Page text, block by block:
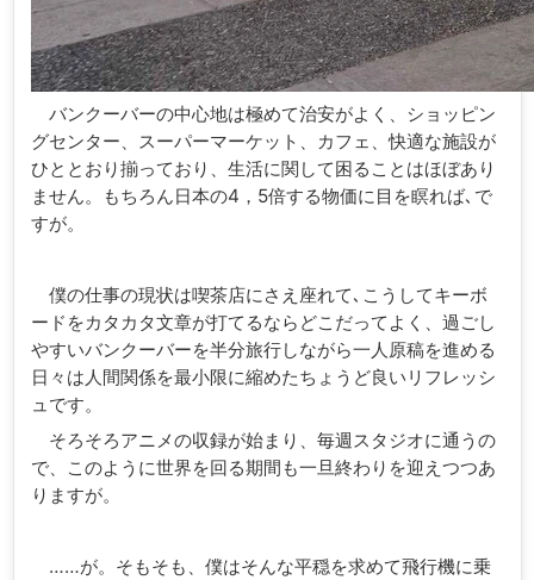
バンクーバーの中心地は極めて治安がよく、ショッピン
グセンター、スーパーマーケット、カフェ、快適な施設が
ひととおり揃っており、生活に関して困ることはほぼあり
ません。もちろん日本の4，5倍する物価に目を瞑れば､で
すが。
僕の仕事の現状は喫茶店にさえ座れて､こうしてキーボ
ードをカタカタ文章が打てるならどこだってよく、過ごし
やすいバンクーバーを半分旅行しながら一人原稿を進める
日々は人間関係を最小限に縮めたちょうど良いリフレッシ
ュです。
そろそろアニメの収録が始まり、毎週スタジオに通うの
で、このように世界を回る期間も一旦終わりを迎えつつあ
りますが。
……が。そもそも、僕はそんな平穏を求めて飛行機に乗